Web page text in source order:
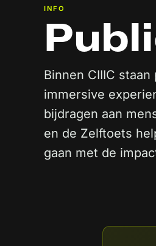
INFO
Binnen CIIIC
immersive
bijdragen aan
en de Zelftoets
gaan met de